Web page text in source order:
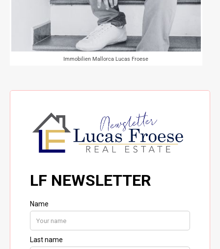
Immobilien Mallorca Lucas Froese